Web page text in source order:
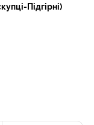
Підгірні)